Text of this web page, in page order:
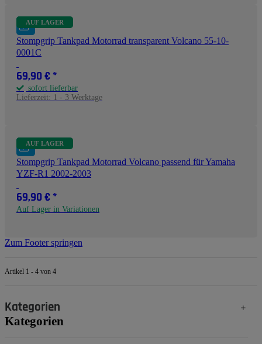
AUF LAGER
Stompgrip Tankpad Motorrad transparent Volcano 55-10-
0001C
69,90 € *
sofort lieferbar
Lieferzeit: 1 - 3 Werktage
AUF LAGER
Stompgrip Tankpad Motorrad Volcano passend für Yamaha
YZF-R1 2002-2003
69,90 € *
Auf Lager in Variationen
Zum Footer springen
Artikel 1 - 4 von 4
Kategorien
Kategorien